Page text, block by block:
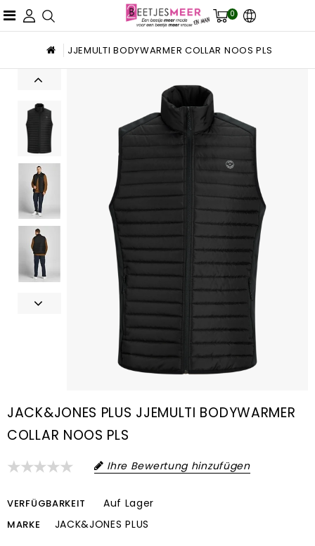
0
JJEMULTI BODYWARMER COLLAR NOOS PLS
JACK&JONES PLUS JJEMULTI BODYWARMER
COLLAR NOOS PLS
Ihre Bewertung hinzufügen
VERFÜGBARKEIT Auf Lager
MARKE JACK&JONES PLUS